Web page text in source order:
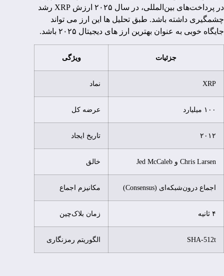
در پرداخت‌های بین‌المللی، در سال ۲۰۲۵ ارزش XRP رشد
چشمگیری داشته باشد. طبق تحلیل ها این ارز می تواند
جایگاه خوبی به عنوان بهترین ارز های دیجیتال ۲۰۲۵ باشد.
جزئیات ویژگی
XRP نماد
۱۰۰ میلیارد عرضه کل
۲۰۱۲ تاریخ ایجاد
Chris Larsen و Jed McCaleb خالق
اجماع درون‌شبکه‌ای (Consensus) مکانیزم اجماع
۴ ثانیه زمان بلاک‌چین
SHA-512t الگوریتم رمزنگاری